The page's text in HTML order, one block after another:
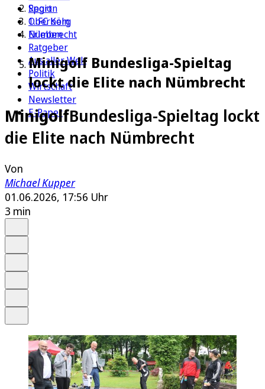
Sport
1. FC Köln
Erleben
Ratgeber
Aus aller Welt
Politik
Wirtschaft
Newsletter
E-Paper
Region
Oberberg
Nümbrecht
Minigolf Bundesliga-Spieltag
lockt die Elite nach Nümbrecht
MinigolfBundesliga-Spieltag lockt
die Elite nach Nümbrecht
Von
Michael Kupper
01.06.2026, 17:56 Uhr
3 min